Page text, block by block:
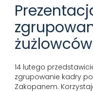
14 lutego
zgrupowanie kadry
Zakopanem.